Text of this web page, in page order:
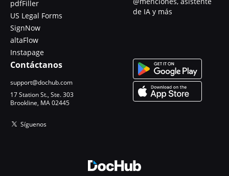
pdfFiller
US Legal Forms
SignNow
altaFlow
Instapage
de IA y más
Contáctanos
support@dochub.com
17 Station St., Ste. 303
Brookline, MA 02445
Síguenos